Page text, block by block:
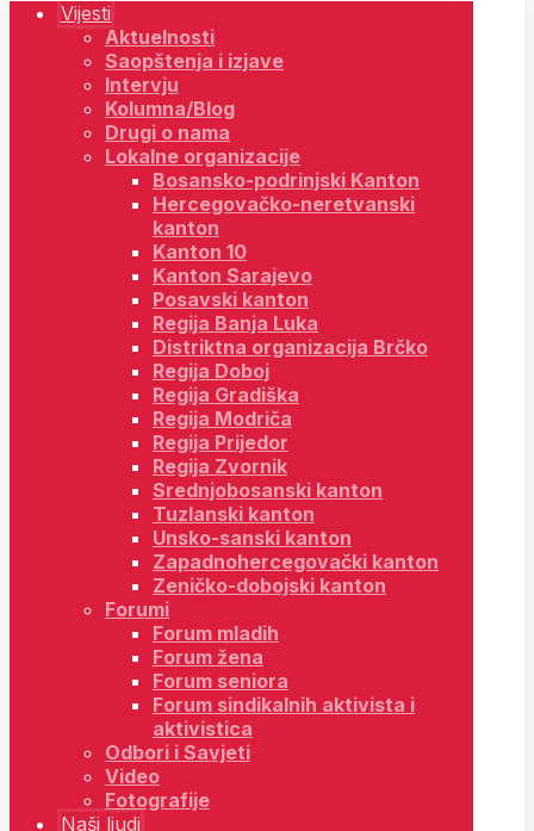
Vijesti
Aktuelnosti
Saopštenja i izjave
Intervju
Kolumna/Blog
Drugi o nama
Lokalne organizacije
Bosansko-podrinjski Kanton
Hercegovačko-neretvanski
kanton
Kanton 10
Kanton Sarajevo
Posavski kanton
Regija Banja Luka
Distriktna organizacija Brčko
Regija Doboj
Regija Gradiška
Regija Modriča
Regija Prijedor
Regija Zvornik
Srednjobosanski kanton
Tuzlanski kanton
Unsko-sanski kanton
Zapadnohercegovački kanton
Zeničko-dobojski kanton
Forumi
Forum mladih
Forum žena
Forum seniora
Forum sindikalnih aktivista i
aktivistica
Odbori i Savjeti
Video
Fotografije
Naši ljudi